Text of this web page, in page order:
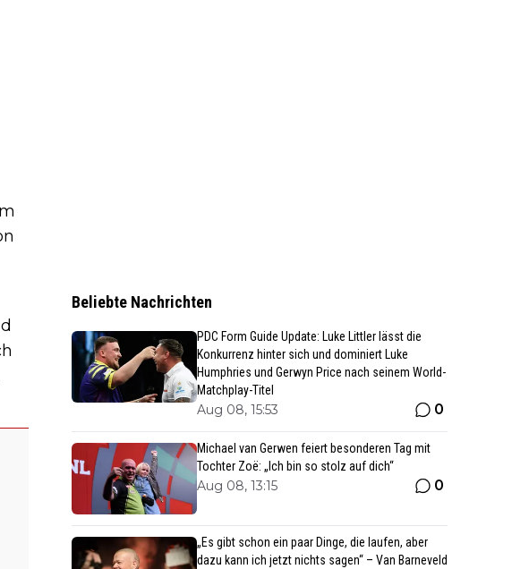
Beliebte Nachrichten
PDC Form Guide Update: Luke Littler lässt die
Konkurrenz hinter sich und dominiert Luke
Humphries und Gerwyn Price nach seinem World-
Matchplay-Titel
Aug 08, 15:53 0
Michael van Gerwen feiert besonderen Tag mit
Tochter Zoë: „Ich bin so stolz auf dich“
Aug 08, 13:15 0
„Es gibt schon ein paar Dinge, die laufen, aber
dazu kann ich jetzt nichts sagen“ – Van Barneveld